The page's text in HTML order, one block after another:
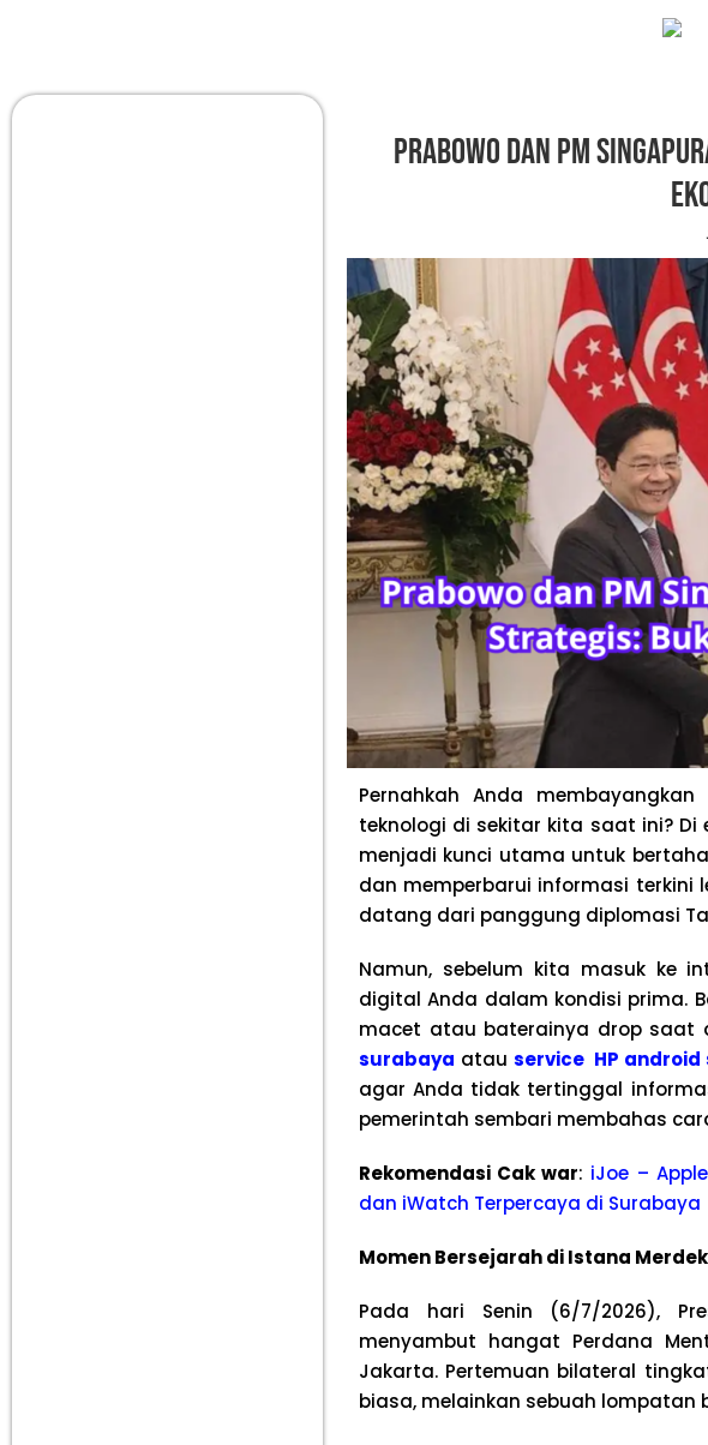
Prabowo dan PM
Pernahkah Anda
teknologi di sekitar kita saat ini?
menjadi kunci utama untuk
dan memperbarui informasi terkini
datang dari panggung diplomasi
Namun, sebelum kita masuk ke
digital Anda dalam kondisi prima.
macet atau baterainya drop saat
surabaya atau service HP
agar Anda tidak tertinggal
pemerintah sembari membahas
Rekomendasi Cak war: iJoe –
dan iWatch Terpercaya di Surabaya
Momen Bersejarah di Istana
Pada hari Senin (6/7/2026),
menyambut hangat Perdana
Jakarta. Pertemuan bilateral
biasa, melainkan sebuah lompatan